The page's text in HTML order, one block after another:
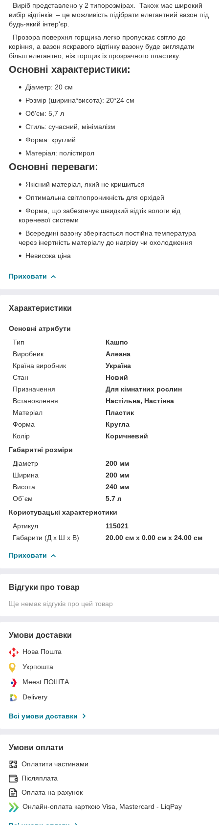
Виріб представлено у 2 типорозмірах. Також має широкий
вибір відтінків – це можливість підібрати елегантний вазон під
будь-який інтер'єр.
Прозора поверхня горщика легко пропускає світло до
коріння, а вазон яскравого відтінку вазону буде виглядати
більш елегантно, ніж горщик із прозрачного пластику.
Основні характеристики:
Діаметр: 20 см
Розмір (ширина*висота): 20*24 см
Об'єм: 5,7 л
Стиль: сучасний, мінімалізм
Форма: круглий
Матеріал: полістирол
Основні переваги:
Якісний матеріал, який не кришиться
Оптимальна світлопроникність для орхідей
Форма, що забезпечує швидкий відтік вологи від
кореневої системи
Всередині вазону зберігається постійна температура
через інертність матеріалу до нагріву чи охолодження
Невисока ціна
Приховати
Характеристики
Основні атрибути
Тип
Кашпо
Виробник
Алеана
Країна виробник
Україна
Стан
Новий
Призначення
Для кімнатних рослин
Встановлення
Настільна, Настінна
Матеріал
Пластик
Форма
Кругла
Колір
Коричневий
Габаритні розміри
Діаметр
200 мм
Ширина
200 мм
Висота
240 мм
Об`єм
5.7 л
Користувацькi характеристики
Артикул
115021
Габарити (Д x Ш x В)
20.00 см х 0.00 см х 24.00 см
Приховати
Відгуки про товар
Ще немає відгуків про цей товар
Умови доставки
Нова Пошта
Укрпошта
Meest ПОШТА
Delivery
Всі умови доставки
Умови оплати
Оплатити частинами
Післяплата
Оплата на рахунок
Онлайн-оплата карткою Visa, Mastercard - LiqPay